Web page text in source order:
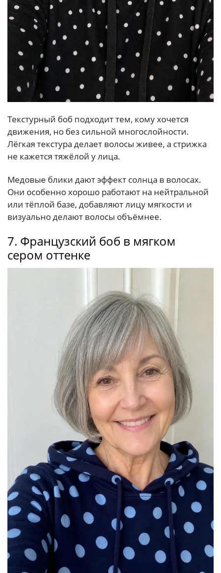
Текстурный боб подходит тем, кому хочется
движения, но без сильной многослойности.
Лёгкая текстура делает волосы живее, а стрижка
не кажется тяжёлой у лица.
Медовые блики дают эффект солнца в волосах.
Они особенно хорошо работают на нейтральной
или тёплой базе, добавляют лицу мягкости и
визуально делают волосы объёмнее.
7. Французский боб в мягком
сером оттенке